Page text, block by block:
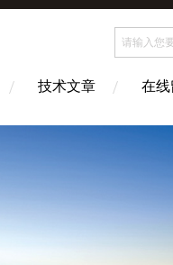
技术文章 在线